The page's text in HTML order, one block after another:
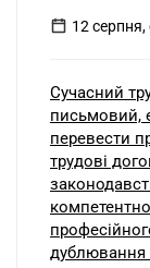
12 серпня,
Сучасний
письмовий,
перевести
трудові
дублювання